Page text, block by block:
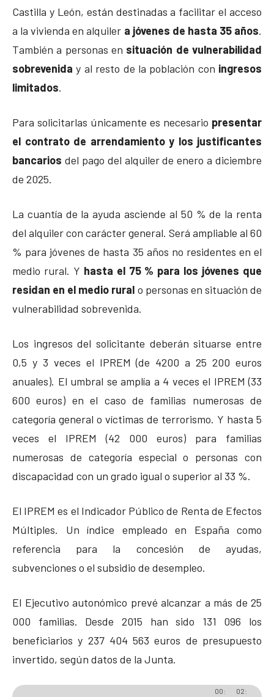
Castilla y León, están destinadas a facilitar el acceso
a la vivienda en alquiler a jóvenes de hasta 35 años.
También a personas en situación de vulnerabilidad
sobrevenida y al resto de la población con ingresos
limitados.
Para solicitarlas únicamente es necesario presentar
el contrato de arrendamiento y los justificantes
bancarios del pago del alquiler de enero a diciembre
de 2025.
La cuantía de la ayuda asciende al 50 % de la renta
del alquiler con carácter general. Será ampliable al 60
% para jóvenes de hasta 35 años no residentes en el
medio rural. Y hasta el 75 % para los jóvenes que
residan en el medio rural o personas en situación de
vulnerabilidad sobrevenida.
Los ingresos del solicitante deberán situarse entre
0,5 y 3 veces el IPREM (de 4200 a 25 200 euros
anuales). El umbral se amplía a 4 veces el IPREM (33
600 euros) en el caso de familias numerosas de
categoría general o víctimas de terrorismo. Y hasta 5
veces el IPREM (42 000 euros) para familias
numerosas de categoría especial o personas con
discapacidad con un grado igual o superior al 33 %.
El IPREM es el Indicador Público de Renta de Efectos
Múltiples. Un índice empleado en España como
referencia para la concesión de ayudas,
subvenciones o el subsidio de desempleo.
El Ejecutivo autonómico prevé alcanzar a más de 25
000 familias. Desde 2015 han sido 131 096 los
beneficiarios y 237 404 563 euros de presupuesto
invertido, según datos de la Junta.
00: 02: